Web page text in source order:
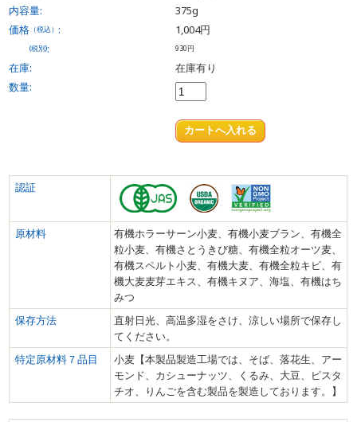
内容量:
375g
価格 （税込）: 1,004円
(税別): 930円
在庫:
在庫有り
数量:
認証
原材料
有機ホラーサーン小麦、有機小麦ブラン、有機全
粒小麦、有機さとうきび糖、有機全粒オーツ麦、
有機スペルト小麦、有機大麦、有機全粒キビ、有
機大麦麦芽エキス、有機キヌア、海塩、有機はち
みつ
保存方法
直射日光、高温多湿をさけ、涼しい場所で保存し
てください。
特定原材料７品目
小麦【本製品製造工場では、そば、落花生、アー
モンド、カシューナッツ、くるみ、大豆、ピスタ
チオ、りんごを含む製品を製造しております。】